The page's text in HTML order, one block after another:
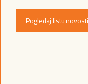
Pogledaj listu novosti